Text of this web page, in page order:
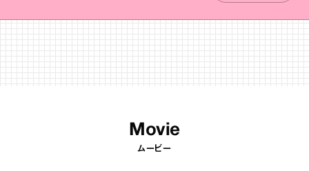
Movie
ムービー